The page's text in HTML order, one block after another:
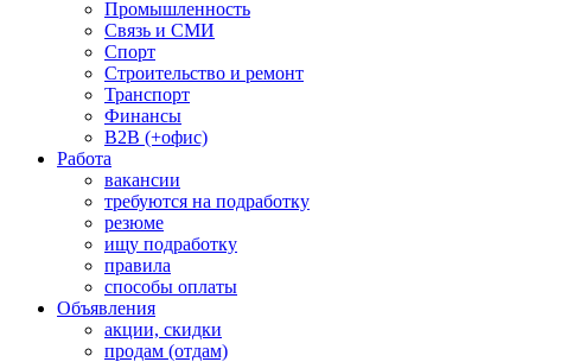
Промышленность
Связь и СМИ
Спорт
Строительство и ремонт
Транспорт
Финансы
B2B (+офис)
Работа
вакансии
требуются на подработку
резюме
ищу подработку
правила
способы оплаты
Объявления
акции, скидки
продам (отдам)